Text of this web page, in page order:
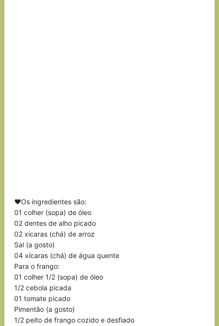
❤Os ingredientes são:
01 colher (sopa) de óleo
02 dentes de alho picado
02 xícaras (chá) de arroz
Sal (a gosto)
04 xícaras (chá) de água quente
Para o frango:
01 colher 1/2 (sopa) de óleo
1/2 cebola picada
01 tomate picado
Pimentão (a gosto)
1/2 peito de frango cozido e desfiado